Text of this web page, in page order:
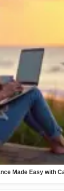
Made Easy with